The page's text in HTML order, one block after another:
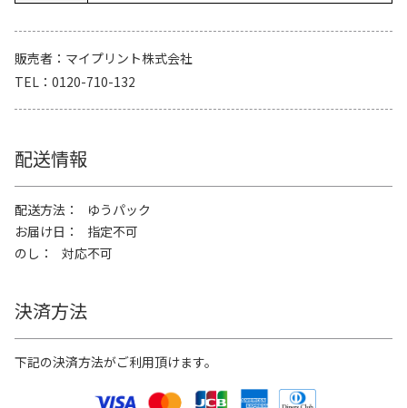
販売者
マイプリント株式会社
TEL
0120-710-132
配送情報
配送方法
ゆうパック
お届け日
指定不可
のし
対応不可
決済方法
下記の決済方法がご利用頂けます。